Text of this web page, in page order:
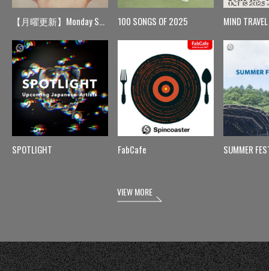
【月曜更新】Monday Spin
SPOTLIGHT
100 SONGS OF 2025
FabCafe
MIND TRAVEL
SUMMER
VIEW MORE